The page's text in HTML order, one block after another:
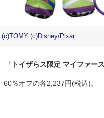
(c)TOMY (c)Disney/Pixar
「トイザらス限定 マイファー
60％オフの各2,237円(税込)。